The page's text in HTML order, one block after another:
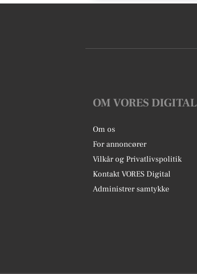
OM VORES DIGITAL
Om os
For annoncører
Vilkår og Privatlivspolitik
Kontakt VORES Digital
Administrer samtykke